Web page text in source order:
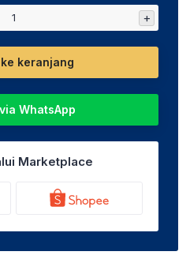
+
keranjang
WhatsApp
Marketplace